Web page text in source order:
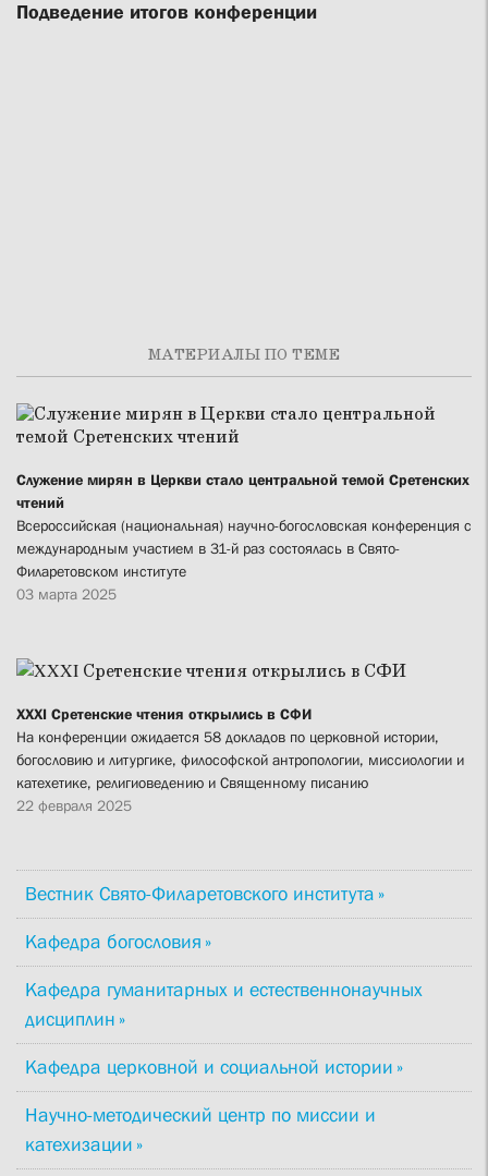
Подведение итогов конференции
МАТЕРИАЛЫ ПО ТЕМЕ
Служение мирян в Церкви стало центральной темой Сретенских
чтений
Всероссийская (национальная) научно-богословская конференция с
международным участием в 31-й раз состоялась в Свято-
Филаретовском институте
03 марта 2025
XXXI Сретенские чтения открылись в СФИ
На конференции ожидается 58 докладов по церковной истории,
богословию и литургике, философской антропологии, миссиологии и
катехетике, религиоведению и Священному писанию
22 февраля 2025
Вестник Свято-Филаретовского института
Кафедра богословия
Кафедра гуманитарных и естественнонаучных
дисциплин
Кафедра церковной и социальной истории
Научно-методический центр по миссии и
катехизации